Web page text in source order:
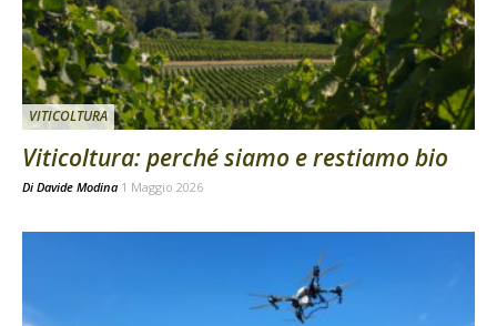
VITICOLTURA
Viticoltura: perché siamo e restiamo bio
Di Davide Modina 1 Maggio 2026